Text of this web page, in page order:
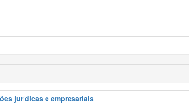
jurídicas e empresariais